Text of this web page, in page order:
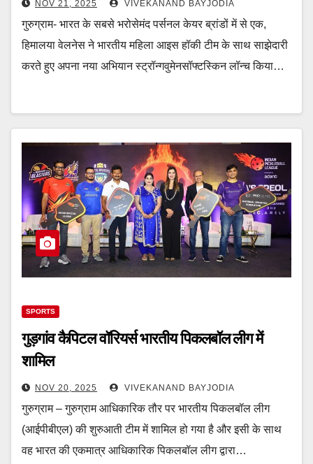
NOV 21, 2025 VIVEKANAND BAYJODIA
गुरुग्राम- भारत के सबसे भरोसेमंद पर्सनल केयर ब्रांडों में से एक,
हिमालया वेलनेस ने भारतीय महिला आइस हॉकी टीम के साथ साझेदारी
करते हुए अपना नया अभियान स्ट्रॉन्गवुमेनसॉफ्टस्किन लॉन्च किया…
SPORTS
गुड़गांव कैपिटल वॉरियर्स भारतीय पिकलबॉल लीग में
शामिल
NOV 20, 2025 VIVEKANAND BAYJODIA
गुरुग्राम – गुरुग्राम आधिकारिक तौर पर भारतीय पिकलबॉल लीग
(आईपीबीएल) की शुरुआती टीम में शामिल हो गया है और इसी के साथ
वह भारत की एकमात्र आधिकारिक पिकलबॉल लीग द्वारा…